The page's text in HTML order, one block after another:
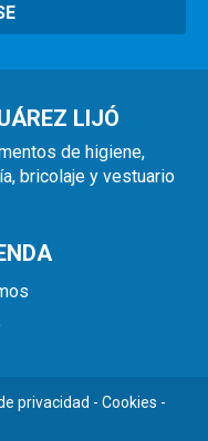
LIJÓ
de higiene,
bricolaje y vestuario
privacidad - Cookies -